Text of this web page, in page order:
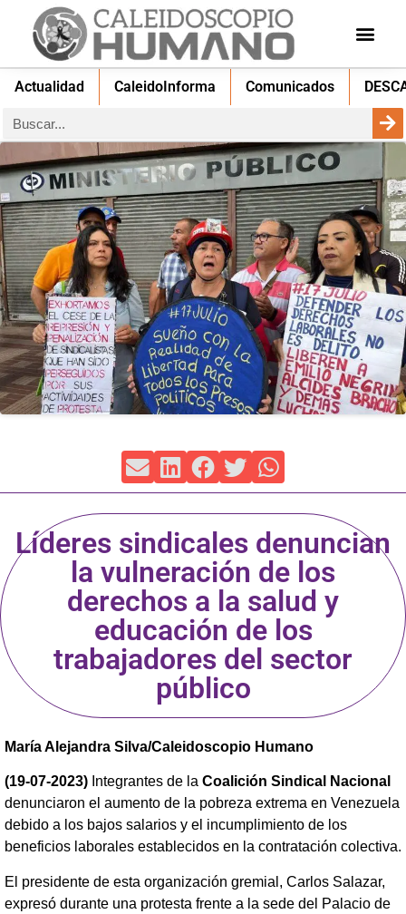
Actualidad CaleidoInforma Comunicados
Líderes sindicales denuncian
la vulneración de los
derechos a la salud y
educación de los
trabajadores del sector
público
María Alejandra Silva/Caleidoscopio Humano
(19-07-2023) Integrantes de la Coalición Sindical Nacional
denunciaron el aumento de la pobreza extrema en Venezuela
debido a los bajos salarios y el incumplimiento de los
beneficios laborales establecidos en la contratación colectiva.
El presidente de esta organización gremial, Carlos Salazar,
expresó durante una protesta frente a la sede del Palacio de